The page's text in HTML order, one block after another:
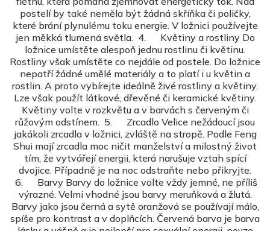
postelí by také neměla být žádná skříňka či poličky,
které brání plynulému toku energie. V ložnici používejte
jen měkká tlumená světla. 4. Květiny a rostliny Do
ložnice umístěte alespoň jednu rostlinu či květinu.
Rostliny však umístěte co nejdále od postele. Do ložnice
nepatří žádné umělé materiály a to platí i u květin a
rostlin. A proto vybírejte ideálně živé rostliny a květiny.
Lze však použít látkové, dřevěné či keramické květiny.
Květiny volte v rozkvětu a v barvách s červeným či
růžovým odstínem. 5. Zrcadlo Velice nežádoucí jsou
jakákoli zrcadla v ložnici, zvláště na stropě. Podle Feng
Shui mají zrcadla moc ničit manželství a milostný život
tím, že vytvářejí energii, která narušuje vztah spící
dvojice. Případně je na noc odstraňte nebo přikryjte.
6. Barvy Barvy do ložnice volte vždy jemné, ne příliš
výrazné. Velmi vhodné jsou barvy meruňková a žlutá.
Barvy jako jsou černá a sytě oranžová se používají málo,
spíše pro kontrast a v doplňcích. Červená barva je barva